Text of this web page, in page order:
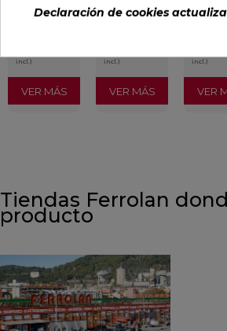
PVP
incl.)
VER MÁS
PVP
incl.)
VER MÁS
PVP
incl.)
VER
Tiendas Ferrolan
producto
Declaración de cookies